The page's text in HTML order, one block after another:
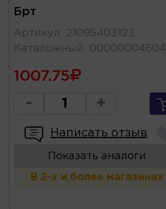
Брт
Артикул : 21095403123
Каталожный : 00000004604
1007.75
- +
Написать отзыв
Показать аналоги
В 2-х и более магазинах